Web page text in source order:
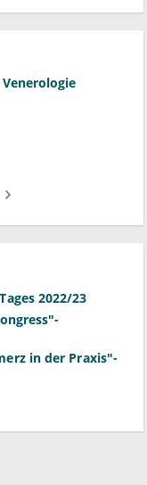
2022/23
in der Praxis"-